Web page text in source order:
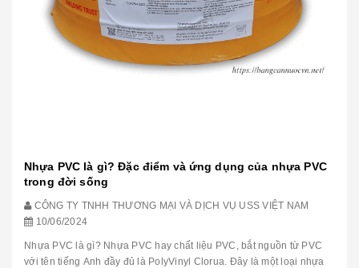
Nhựa PVC là gì? Đặc điểm và ứng dụng của nhựa PVC
trong đời sống
CÔNG TY TNHH THƯƠNG MẠI VÀ DỊCH VỤ USS VIỆT NAM
10/06/2024
Nhựa PVC là gì? Nhựa PVC hay chất liệu PVC, bắt nguồn từ PVC
với tên tiếng Anh đầy đủ là PolyVinyl Clorua. Đây là một loại nhựa